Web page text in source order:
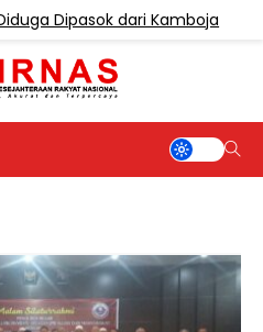
Dipasok dari Kamboja